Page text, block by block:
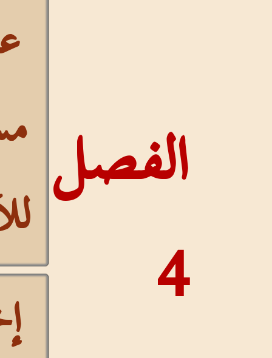
مستمر
للآيات